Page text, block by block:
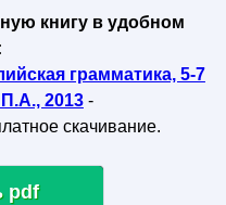
книгу в удобном
грамматика, 5-7
2013-
скачивание.
pdf